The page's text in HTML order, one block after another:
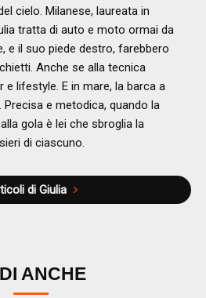
cielo. Milanese, laureata in
tratta di auto e moto ormai da
e il suo piede destro, farebbero
Anche se alla tecnica
lifestyle. E in mare, la barca a
e metodica, quando la
gola è lei che sbroglia la
di ciascuno.
di Giulia
ANCHE